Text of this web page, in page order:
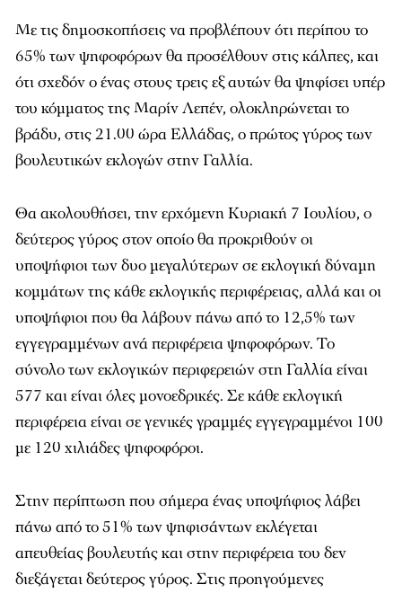
Με τις δημοσκοπήσεις να προβλέπουν ότι περίπου το
65% των ψηφοφόρων θα προσέλθουν στις κάλπες, και
ότι σχεδόν ο ένας στους τρεις εξ αυτών θα ψηφίσει υπέρ
του κόμματος της Μαρίν Λεπέν, ολοκληρώνεται το
βράδυ, στις 21.00 ώρα Ελλάδας, ο πρώτος γύρος των
βουλευτικών εκλογών στην Γαλλία.
Θα ακολουθήσει, την ερχόμενη Κυριακή 7 Ιουλίου, ο
δεύτερος γύρος στον οποίο θα προκριθούν οι
υποψήφιοι των δυο μεγαλύτερων σε εκλογική δύναμη
κομμάτων της κάθε εκλογικής περιφέρειας, αλλά και οι
υποψήφιοι που θα λάβουν πάνω από το 12,5% των
εγγεγραμμένων ανά περιφέρεια ψηφοφόρων. Το
σύνολο των εκλογικών περιφερειών στη Γαλλία είναι
577 και είναι όλες μονοεδρικές. Σε κάθε εκλογική
περιφέρεια είναι σε γενικές γραμμές εγγεγραμμένοι 100
με 120 χιλιάδες ψηφοφόροι.
Στην περίπτωση που σήμερα ένας υποψήφιος λάβει
πάνω από το 51% των ψηφισάντων εκλέγεται
απευθείας βουλευτής και στην περιφέρεια του δεν
διεξάγεται δεύτερος γύρος. Στις προηγούμενες